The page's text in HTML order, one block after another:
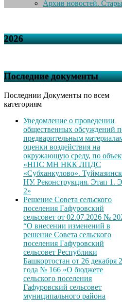
Архив новостей.
2026
Последние документы
Последнии Документы по всем
категориям
Уведомление о проведении
общественных обсуждений
предварительным
оценки воздействия на
окружающую среду, по
«НПС МН НКК ЛПДС
«Субханкулово».
НУ. Реконструкция. Этап 1.
2»
Решение Совета сельского
поселения Гафуровский
сельсовет от 02.07.2026 №
“О внесении изменений в
решение Совета сельского
поселения Гафуровский
сельсовет Республики
Башкортостан от 26 декабря
года № 166 «О бюджете
сельского поселения
Гафуровский сельсовет
муниципального района